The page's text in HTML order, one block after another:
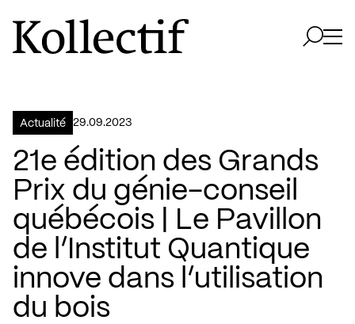
Aller à la page d'accueil
Logo Kollectif
Actualité 29.09.2023
21e édition des Grands
Prix du génie-conseil
québécois | Le Pavillon
de l’Institut Quantique
innove dans l’utilisation
du bois